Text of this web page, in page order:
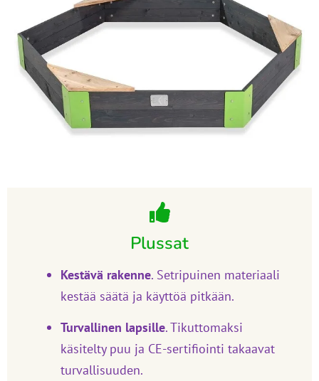
Plussat
Kestävä rakenne. Setripuinen materiaali
kestää säätä ja käyttöä pitkään.
Turvallinen lapsille.Tikuttomaksi
käsitelty puu ja CE-sertifiointi takaavat
turvallisuuden.